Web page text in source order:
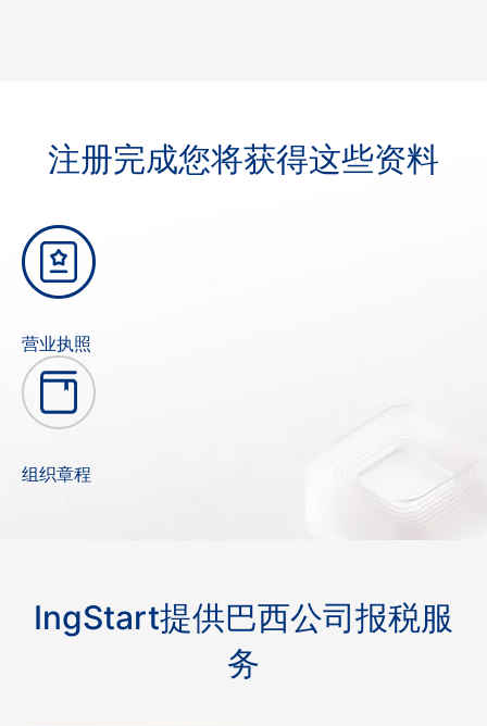
注册完成您将获得这些资料
营业执照
组织章程
IngStart提供巴西公司报税服
务